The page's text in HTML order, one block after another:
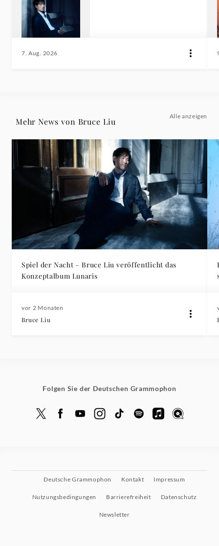
7. Aug. 2026
Mehr News von Bruce Liu
Alle anzeigen
Spiel der Nacht – Bruce Liu veröffentlicht das
Konzeptalbum Lunaris
vor 2 Monaten
Bruce Liu
Folgen Sie der Deutschen Grammophon
Deutsche Grammophon Kontakt Impressum
Nutzungsbedingungen Barrierefreiheit Datenschutz
Newsletter